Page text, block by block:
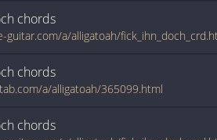
chords
guitar.com/a/alligatoah/
chords
a/alligatoah/365099.html
chords